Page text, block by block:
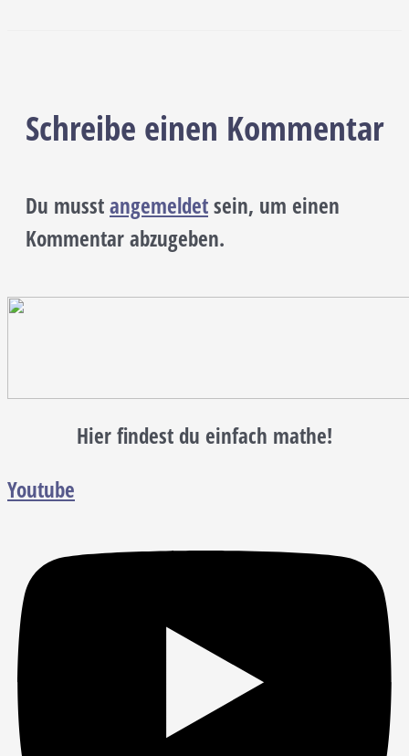
Schreibe einen Kommentar
Du musstangemeldetsein, um einen
Kommentar abzugeben.
Hier findest du einfach mathe!
Youtube